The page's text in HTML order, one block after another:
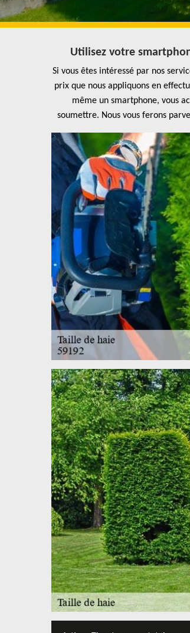
Utilisez votre
Si vous êtes intéressé par nos
prix que nous appliquons en
même un smartphone, vous
soumettre. Nous vous ferons